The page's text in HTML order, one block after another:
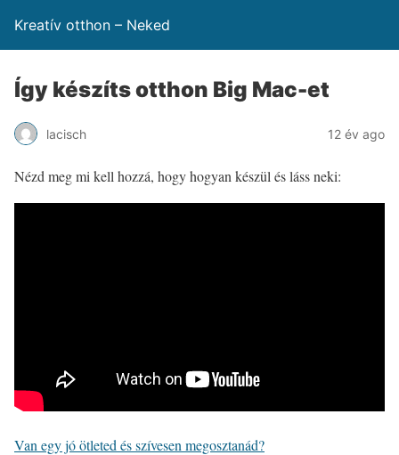
Kreatív otthon – Neked
Így készíts otthon Big Mac-et
lacisch 12 év ago
Nézd meg mi kell hozzá, hogy hogyan készül és láss neki:
Van egy jó ötleted és szívesen megosztanád?